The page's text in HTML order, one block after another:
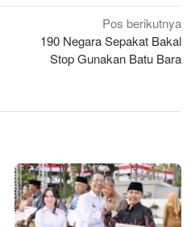
Pos berikutnya
190 Negara Sepakat Bakal
Stop Gunakan Batu Bara